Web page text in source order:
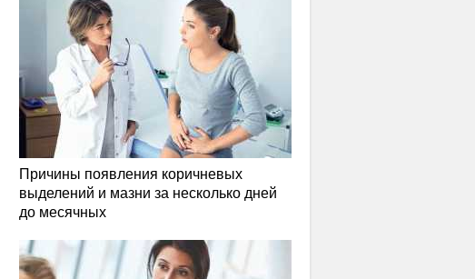
Причины появления коричневых
выделений и мазни за несколько дней
до месячных